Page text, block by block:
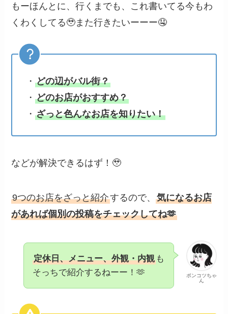
もーほんとに、行くまでも、これ書いてる今もわ
くわくしてる🥹また行きたいーーー🤤
・どの辺がバル街？
・どのお店がおすすめ？
・ざっと色んなお店を知りたい！
などが解決できるはず！🥹
9つのお店をざっと紹介するので、気になるお店
があれば個別の投稿をチェックしてね🫶
ポンコツちゃ
ん
定休日、メニュー、外観・内観 も
そっちで紹介するねーー！🫶